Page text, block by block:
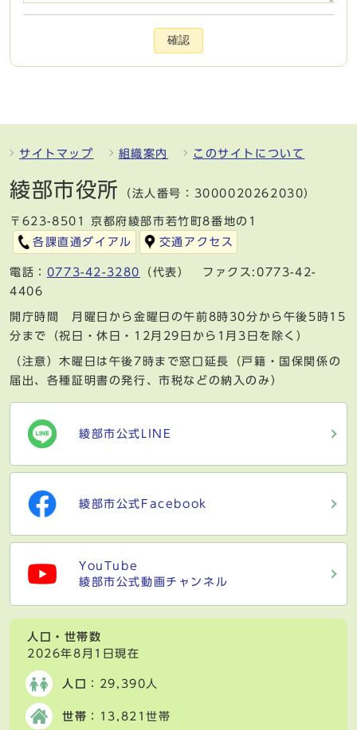
確認
サイトマップ 組織案内 このサイトについて
綾部市役所 （法人番号：3000020262030）
〒623-8501 京都府綾部市若竹町8番地の1
各課直通ダイアル
交通アクセス
電話： 0773-42-3280
（代表） ファクス:0773-42-
4406
開庁時間 月曜日から金曜日の午前8時30分から午後5時15
分まで（祝日・休日・12月29日から1月3日を除く）
（注意）木曜日は午後7時まで窓口延長（戸籍・国保関係の
届出、各種証明書の発行、市税などの納入のみ）
綾部市公式LINE
綾部市公式Facebook
YouTube
綾部市公式動画チャンネル
人口・世帯数
2026年8月1日現在
人口 ：29,390人
世帯 ：13,821世帯